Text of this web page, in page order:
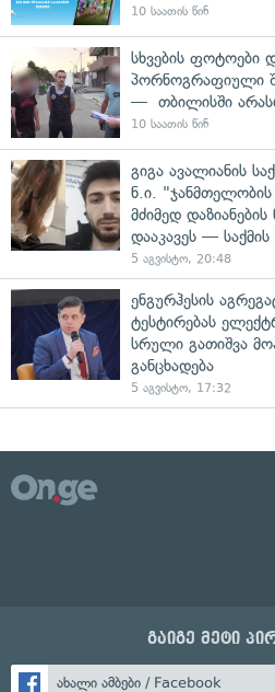
10 საათის წინ
სხვების ფოტოები
პორნოგრაფიული
— თბილისში
10 საათის წინ
გიგა ავალიანის
ნ.ი.
მძიმედ
დააკავეს —
5 აგვისტო, 20:48
ენგურჰესის
ტესტირებას
სრული გათიშვა
განცხადება
5 აგვისტო, 17:32
გაიგე მეტი
ახალი ამბები / Facebook